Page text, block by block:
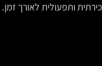
ותפעולית לאורך זמן.